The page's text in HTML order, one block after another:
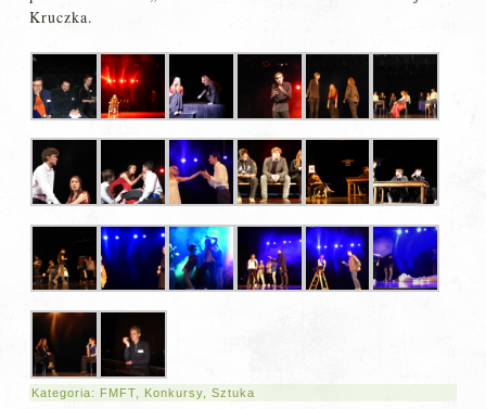
Kruczka.
Kategoria: FMFT Konkursy ,Sztuka